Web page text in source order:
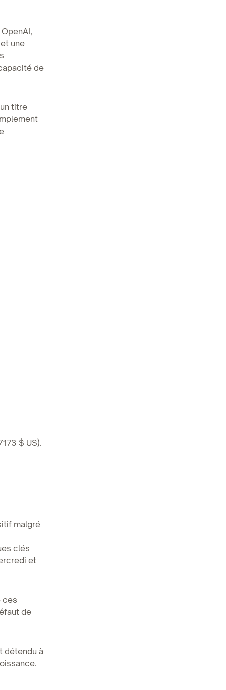
une
de
titre
$ US).
malgré
clés
et
ces
de
détendu à